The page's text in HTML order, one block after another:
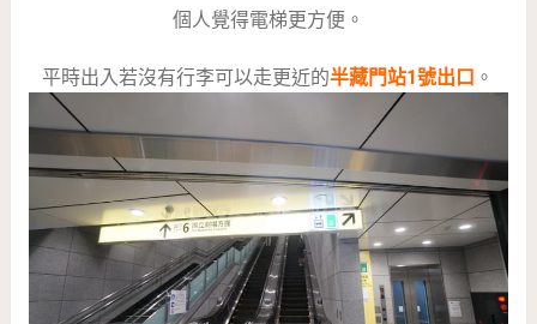
個人覺得電梯更方便。
平時出入若沒有行李可以走更近的半藏門站1號出口 。